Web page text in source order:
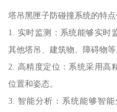
塔吊黑匣子防碰撞系统的特点
1. 实时监测：系统能够实时
其他塔吊、建筑物、障碍物等
2. 高精度定位：系统采用高
位置和姿态。
3. 智能分析：系统能够智